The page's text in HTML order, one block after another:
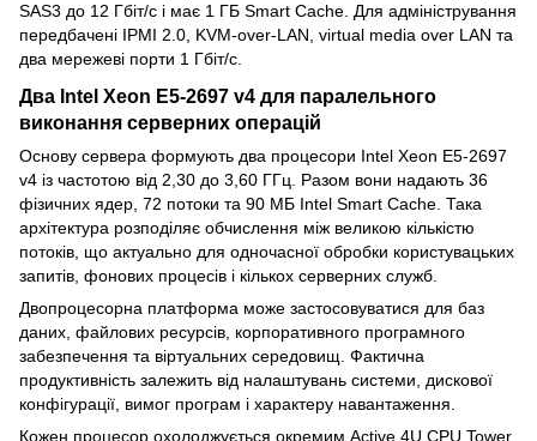
SAS3 до 12 Гбіт/с і має 1 ГБ Smart Cache. Для адміністрування
передбачені IPMI 2.0, KVM-over-LAN, virtual media over LAN та
два мережеві порти 1 Гбіт/с.
Два Intel Xeon E5-2697 v4 для паралельного
виконання серверних операцій
Основу сервера формують два процесори Intel Xeon E5-2697
v4 із частотою від 2,30 до 3,60 ГГц. Разом вони надають 36
фізичних ядер, 72 потоки та 90 МБ Intel Smart Cache. Така
архітектура розподіляє обчислення між великою кількістю
потоків, що актуально для одночасної обробки користувацьких
запитів, фонових процесів і кількох серверних служб.
Двопроцесорна платформа може застосовуватися для баз
даних, файлових ресурсів, корпоративного програмного
забезпечення та віртуальних середовищ. Фактична
продуктивність залежить від налаштувань системи, дискової
конфігурації, вимог програм і характеру навантаження.
Кожен процесор охолоджується окремим Active 4U CPU Tower